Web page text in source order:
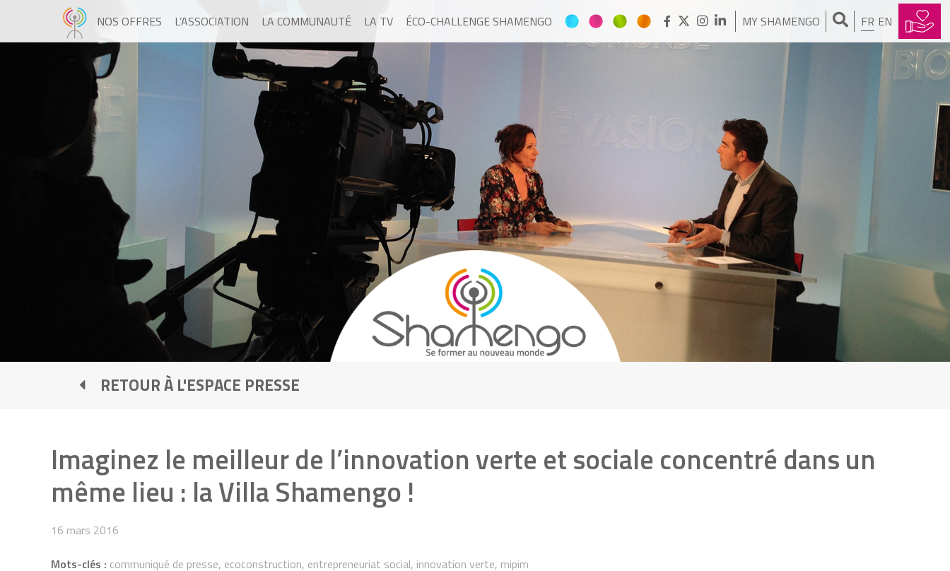
NOS OFFRES L’ASSOCIATION LA COMMUNAUTÉ LA TV ÉCO-CHALLENGE SHAMENGO MY SHAMENGO FR EN
RETOUR À L'ESPACE PRESSE
Imaginez le meilleur de l’innovation verte et sociale concentré dans un
même lieu : la Villa Shamengo !
16 mars 2016
Mots-clés : communiqué de presse, ecoconstruction, entrepreneuriat social, innovation verte, mipim